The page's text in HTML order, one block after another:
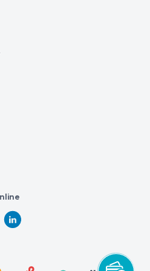
pune un diagnostic corect și
analizelor, se recomandă
laborator. Acest lucru se
pot utiliza metode și